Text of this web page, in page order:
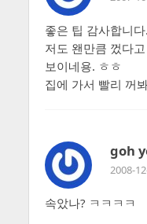
좋은 팁 감사합니다.
저도 왠만큼 껐다
보이네용. ㅎㅎ
집에 가서 빨리 꺼
goh
2008-
속았나? ㅋㅋㅋㅋ